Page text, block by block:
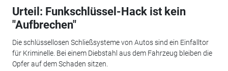
Urteil: Funkschlüssel-Hack ist kein
"Aufbrechen"
Die schlüssellosen Schließsysteme von Autos sind ein Einfalltor
für Kriminelle. Bei einem Diebstahl aus dem Fahrzeug bleiben die
Opfer auf dem Schaden sitzen.